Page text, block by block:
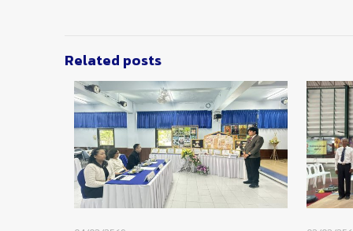
Related posts